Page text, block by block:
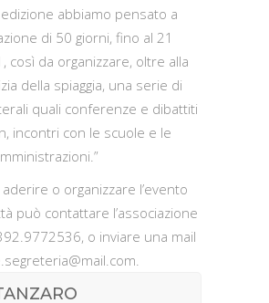
abbiamo pensato a
di 50 giorni, fino al 21
così da organizzare, oltre alla
della spiaggia, una serie di
quali conferenze e dibattiti
incontri con le scuole e le
o organizzare l’evento
può contattare l’associazione
o inviare una mail